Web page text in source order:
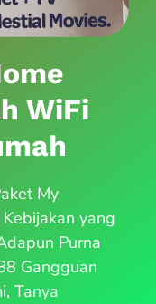
WiFi
My
yang
Purna
Gangguan
Tanya